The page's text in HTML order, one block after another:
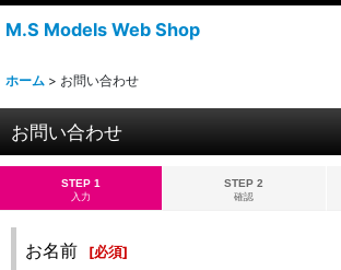
M.S Models Web Shop
ホーム > お問い合わせ
お問い合わせ
STEP 1
入力
STEP 2
確認
お名前 [必須]